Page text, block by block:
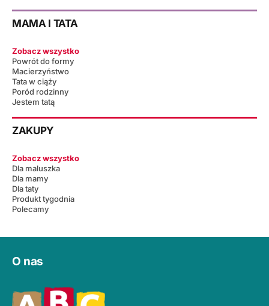
MAMA I TATA
Zobacz wszystko
Powrót do formy
Macierzyństwo
Tata w ciąży
Poród rodzinny
Jestem tatą
ZAKUPY
Zobacz wszystko
Dla maluszka
Dla mamy
Dla taty
Produkt tygodnia
Polecamy
O nas